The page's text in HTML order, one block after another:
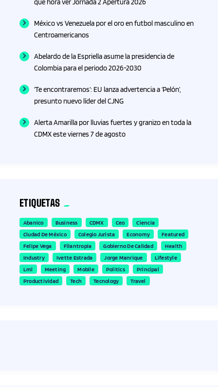
qué hora ver Jornada 2 Apertura 2026
México vs Venezuela por el oro en futbol masculino en
Centroamericanos
Abelardo de la Espriella asume la presidencia de
Colombia para el periodo 2026-2030
‘Te encontraremos’: EU lanza advertencia a ‘Pelón’,
presunto nuevo líder del CJNG
Alerta Amarilla por lluvias fuertes y granizo en toda la
CDMX este viernes 7 de agosto
ETIQUETAS
Abanico Business CDMX Ceo
Ciencia
Ciudad De México
Colegio Jurista Economy
Featured
Felipe Vega
Filantropia Gobierno De Calidad
Health
Industry
Ivette Estrada Jorge Manrique
Lifestyle
Lml
Meeting Mobile Politics
Principal
Productividad
Tech Tecnology Travel